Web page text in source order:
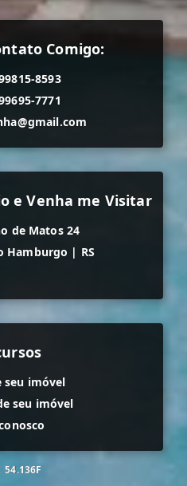
Comigo:
8593
7771
e Venha me Visitar
de Matos 24
Hamburgo | RS
seu imóvel
seu imóvel
54.136F